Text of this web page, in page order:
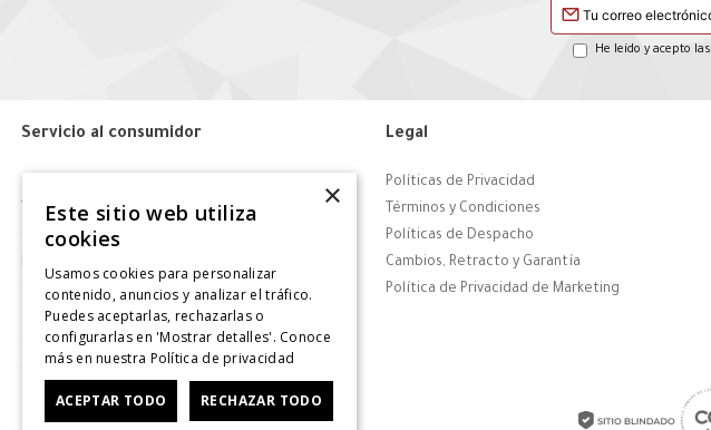
He leído y acepto las
Servicio al consumidor
Tiendas
Contáctanos
Giftcard
Solicitar Factura
CyberDay
Legal
Políticas de Privacidad
Términos y Condiciones
Políticas de Despacho
Cambios, Retracto y Garantía
Política de Privacidad de Marketing
×
Este sitio web utiliza
cookies
Usamos cookies para personalizar
contenido, anuncios y analizar el tráfico.
Puedes aceptarlas, rechazarlas o
configurarlas en 'Mostrar detalles'. Conoce
más en nuestra Política de privacidad
ACEPTAR TODO RECHAZAR TODO